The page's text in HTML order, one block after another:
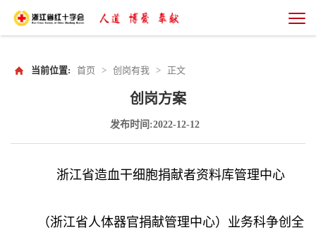
当前位置: 首页 > 创岗有我 > 正文
创岗方案
发布时间:2022-12-12
浙江省造血干细胞捐献者资料库管理中心
（浙江省人体器官捐献管理中心）业务科争创全